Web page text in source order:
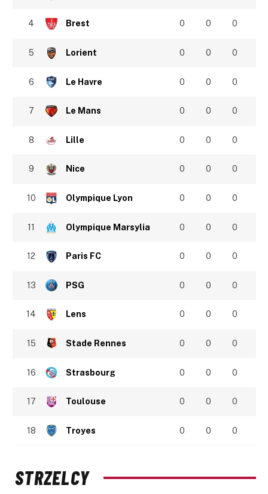
4 Brest 0 0 0
5 Lorient 0 0 0
6 Le Havre 0 0 0
7 Le Mans 0 0 0
8 Lille 0 0 0
9 Nice 0 0 0
10 Olympique Lyon 0 0 0
11 Olympique Marsylia 0 0 0
12 Paris FC 0 0 0
13 PSG 0 0 0
14 Lens 0 0 0
15 Stade Rennes 0 0 0
16 Strasbourg 0 0 0
17 Toulouse 0 0 0
18 Troyes 0 0 0
STRZELCY